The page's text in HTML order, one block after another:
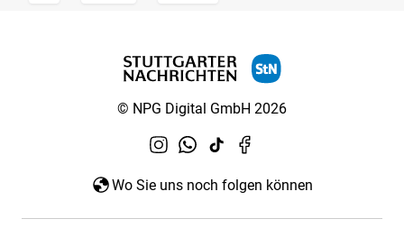
© NPG Digital GmbH 2026
Wo Sie uns noch folgen können